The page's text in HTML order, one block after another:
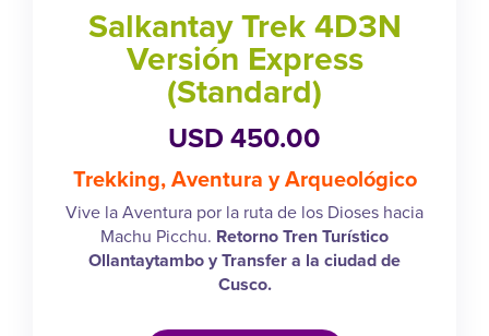
Salkantay Trek 4D3N
Versión Express
(Standard)
USD 450.00
Trekking, Aventura y Arqueológico
Vive la Aventura por la ruta de los Dioses hacia
Machu Picchu. Retorno Tren Turístico
Ollantaytambo y Transfer a la ciudad de
Cusco.